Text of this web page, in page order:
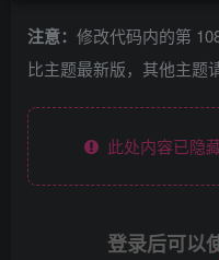
注意： 修改代码内的第
比主题最新版，其他主题
此处内容已隐
登录后可以